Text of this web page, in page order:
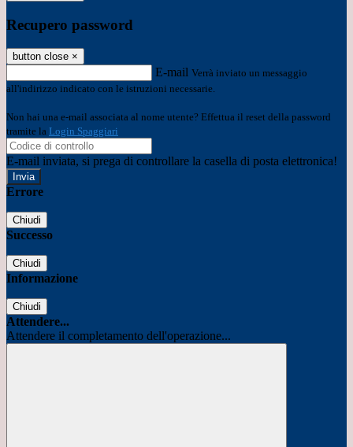
Recupero password
button close ×
E-mail Verrà inviato un messaggio
all'indirizzo indicato con le istruzioni necessarie.
Non hai una e-mail associata al nome utente? Effettua il reset della password
tramite la Login Spaggiari
E-mail inviata, si prega di controllare la casella di posta elettronica!
Errore
Chiudi
Successo
Chiudi
Informazione
Chiudi
Attendere...
Attendere il completamento dell'operazione...